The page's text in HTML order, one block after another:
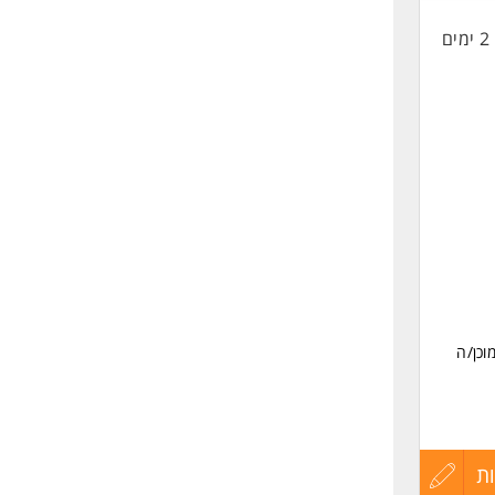
2 ימים
ה
עדכון